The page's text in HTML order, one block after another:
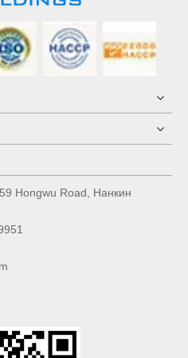
Hongwu Road, Нанкин